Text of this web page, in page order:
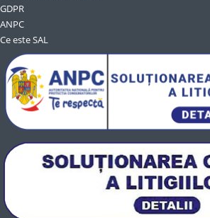
GDPR
ANPC
Ce este SAL